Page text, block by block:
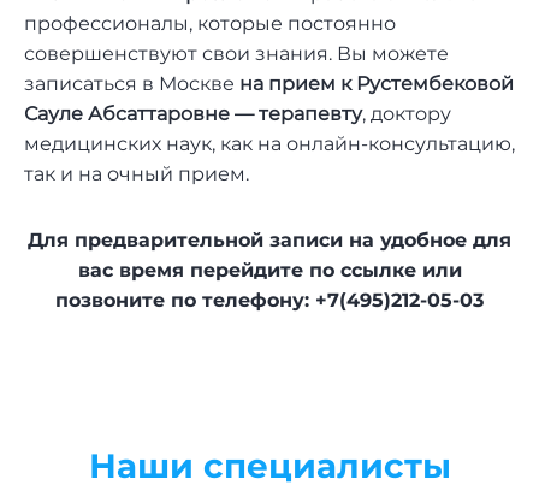
профессионалы, которые постоянно
совершенствуют свои знания. Вы можете
записаться в Москве на прием к Рустембековой
Сауле Абсаттаровне — терапевту, доктору
медицинских наук, как на онлайн-консультацию,
так и на очный прием.
Для предварительной записи на удобное для
вас время перейдите по ссылке или
позвоните по телефону: +7(495)212-05-03
Наши специалисты